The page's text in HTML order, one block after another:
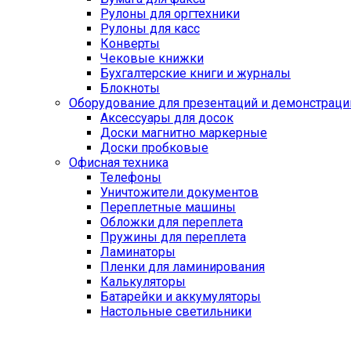
Рулоны для оргтехники
Рулоны для касс
Конверты
Чековые книжки
Бухгалтерские книги и журналы
Блокноты
Оборудование для презентаций и
Аксессуары для досок
Доски магнитно маркерные
Доски пробковые
Офисная техника
Телефоны
Уничтожители документов
Переплетные машины
Обложки для переплета
Пружины для переплета
Ламинаторы
Пленки для ламинирования
Калькуляторы
Батарейки и аккумуляторы
Настольные светильники